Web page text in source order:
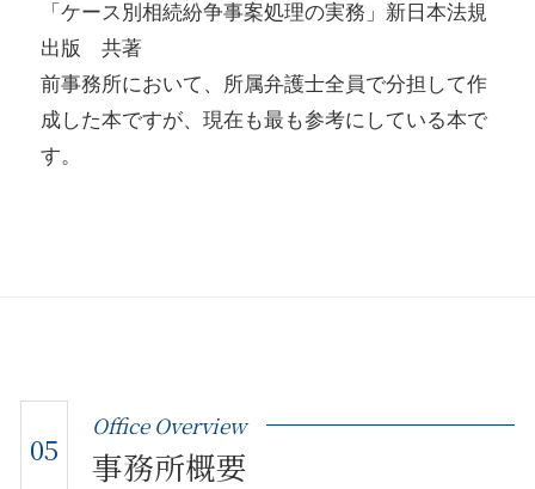
「ケース別相続紛争事案処理の実務」新日本法規
出版 共著
前事務所において、所属弁護士全員で分担して作
成した本ですが、現在も最も参考にしている本で
す。
05
Office Overview
事務所概要